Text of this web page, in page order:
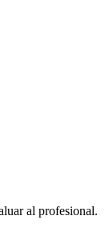
al profesional.